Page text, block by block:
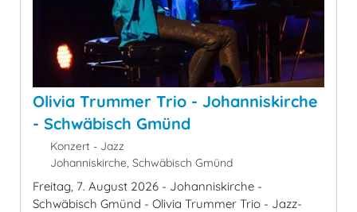
Olivia Trummer Trio - Johanniskirche
- Schwäbisch Gmünd
Konzert - Jazz
Johanniskirche, Schwäbisch Gmünd
Freitag, 7. August 2026 - Johanniskirche -
Schwäbisch Gmünd - Olivia Trummer Trio - Jazz-